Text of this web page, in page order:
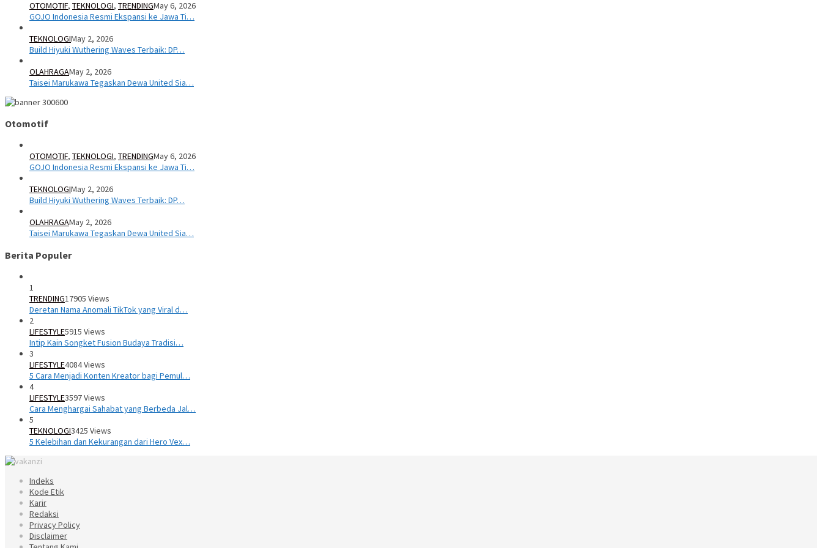
OTOMOTIF, TEKNOLOGI, TRENDINGMay 6, 2026
GOJO Indonesia Resmi Ekspansi ke Jawa Ti…
TEKNOLOGIMay 2, 2026
Build Hiyuki Wuthering Waves Terbaik: DP…
OLAHRAGAMay 2, 2026
Taisei Marukawa Tegaskan Dewa United Sia…
Otomotif
OTOMOTIF, TEKNOLOGI, TRENDINGMay 6, 2026
GOJO Indonesia Resmi Ekspansi ke Jawa Ti…
TEKNOLOGIMay 2, 2026
Build Hiyuki Wuthering Waves Terbaik: DP…
OLAHRAGAMay 2, 2026
Taisei Marukawa Tegaskan Dewa United Sia…
Berita Populer
1
TRENDING17905 Views
Deretan Nama Anomali TikTok yang Viral d…
2
LIFESTYLE5915 Views
Intip Kain Songket Fusion Budaya Tradisi…
3
LIFESTYLE4084 Views
5 Cara Menjadi Konten Kreator bagi Pemul…
4
LIFESTYLE3597 Views
Cara Menghargai Sahabat yang Berbeda Jal…
5
TEKNOLOGI3425 Views
5 Kelebihan dan Kekurangan dari Hero Vex…
Indeks
Kode Etik
Karir
Redaksi
Privacy Policy
Disclaimer